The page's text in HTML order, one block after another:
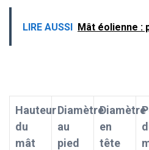
LIRE AUSSI Mât éolienne :
Hauteur
du
mât
Diamètre
au
pied
Diamètre
en
tête